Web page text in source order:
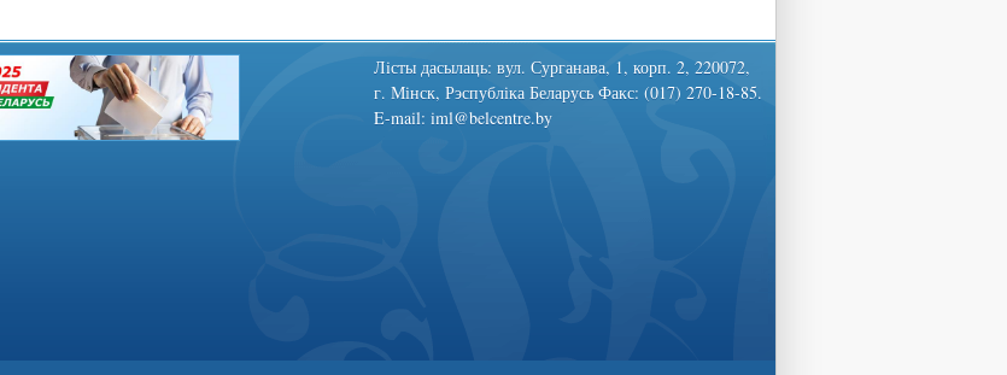
Лiсты дасылаць: вул. Сурганава, 1, корп. 2, 220072,
г. Мінск, Рэспубліка Беларусь Факс: (017) 270-18-85.
E-mail: iml@belcentre.by